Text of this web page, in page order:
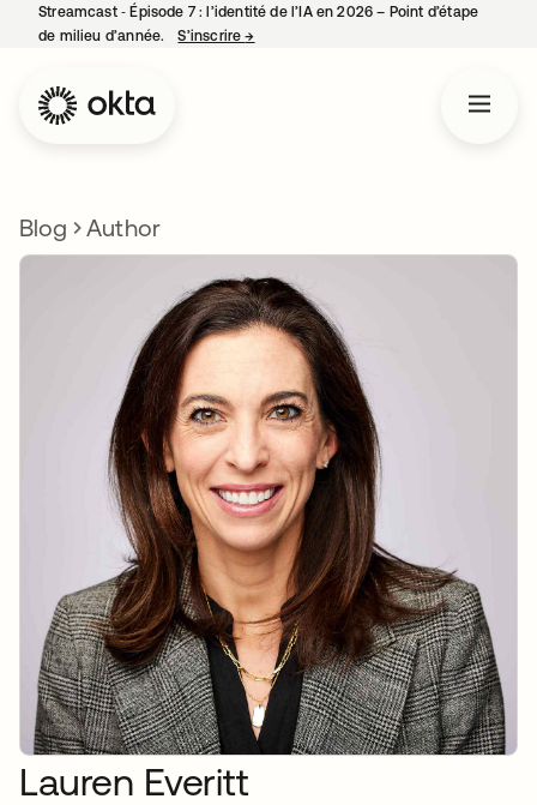
Streamcast ‑ Épisode 7 : l’identité de l’IA en 2026 – Point d’étape
de milieu d’année.
S’inscrire→
Blog Author
Lauren Everitt